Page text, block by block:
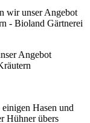
Angebot